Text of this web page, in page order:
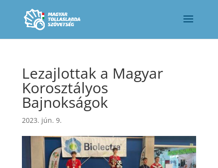
Lezajlottak a Magyar
Korosztályos
Bajnokságok
2023. jún. 9.